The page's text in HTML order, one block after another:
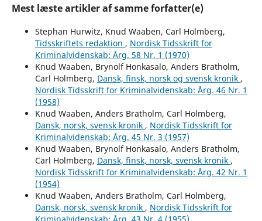
Mest læste artikler af samme forfatter(e)
Stephan Hurwitz, Knud Waaben, Carl Holmberg,
Tidsskriftets redaktion , Nordisk Tidsskrift for
Kriminalvidenskab: Årg. 58 Nr. 1 (1970)
Knud Waaben, Brynolf Honkasalo, Anders Bratholm,
Carl Holmberg, Dansk, finsk, norsk og svensk kronik ,
Nordisk Tidsskrift for Kriminalvidenskab: Årg. 46 Nr. 1
(1958)
Knud Waaben, Anders Bratholm, Carl Holmberg,
Dansk, norsk, svensk kronik , Nordisk Tidsskrift for
Kriminalvidenskab: Årg. 45 Nr. 3 (1957)
Knud Waaben, Brynolf Honkasalo, Anders Bratholm,
Carl Holmberg, Dansk, finsk, norsk, svensk kronik ,
Nordisk Tidsskrift for Kriminalvidenskab: Årg. 42 Nr. 1
(1954)
Knud Waaben, Anders Bratholm, Carl Holmberg,
Dansk, norsk, svensk kronik , Nordisk Tidsskrift for